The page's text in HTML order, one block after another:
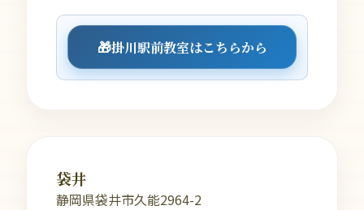
🎁掛川駅前教室はこちらから
袋井
静岡県袋井市久能2964-2